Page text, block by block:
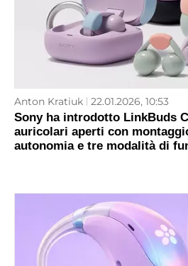
Anton Kratiuk 22.01.2026, 10:53
Sony ha introdotto LinkBuds
auricolari aperti con
autonomia e tre modalità di